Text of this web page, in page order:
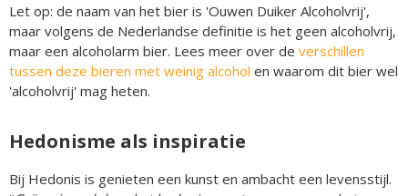
Let op: de naam van het bier is 'Ouwen Duiker Alcoholvrij',
maar volgens de Nederlandse definitie is het geen alcoholvrij,
maar een alcoholarm bier. Lees meer over de verschillen
tussen deze bieren met weinig alcohol en waarom dit bier wel
'alcoholvrij' mag heten.
Hedonisme als inspiratie
Bij Hedonis is genieten een kunst en ambacht een levensstijl.